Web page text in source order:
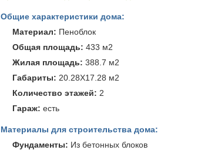
Общие характеристики дома:
Материал: Пеноблок
Общая площадь: 433 м2
Жилая площадь: 388.7 м2
Габариты: 20.28X17.28 м2
Количество этажей: 2
Гараж: есть
Материалы для строительства дома:
Фундаменты: Из бетонных блоков